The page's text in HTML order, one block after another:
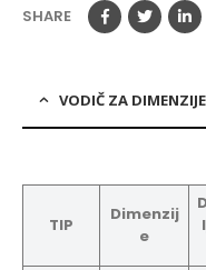
SHARE
VODIČ ZA DIMENZIJE
TIP
Dimenzij
e